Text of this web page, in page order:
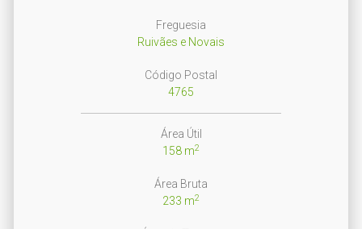
Freguesia
Ruivães e Novais
Código Postal
4765
Área Útil
158 m2
Área Bruta
233 m2